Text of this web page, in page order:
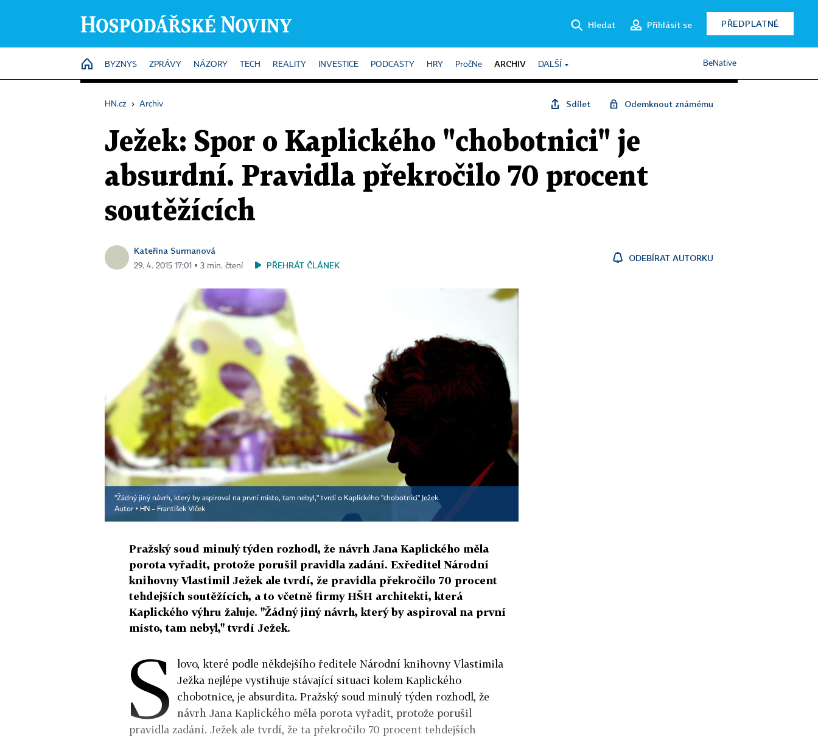
Hledat Přihlásit se PŘEDPLATNÉ
HOME
BYZNYS ZPRÁVY NÁZORY TECH REALITY INVESTICE PODCASTY HRY PročNe ARCHIV DALŠÍ BeNative
HN.cz › Archiv Sdílet Odemknout známému
Ježek: Spor o Kaplického "chobotnici" je
absurdní. Pravidla překročilo 70 procent
soutěžících
Kateřina Surmanová
29. 4. 2015 17:01 ▪ 3 min. čtení PŘEHRÁT ČLÁNEK
ODEBÍRAT AUTORKU
"Žádný jiný návrh, který by aspiroval na první místo, tam nebyl," tvrdí o Kaplického "chobotnici" Ježek.
Autor ▪ HN – František Vlček
Pražský soud minulý týden rozhodl, že návrh Jana Kaplického měla
porota vyřadit, protože porušil pravidla zadání. Exředitel Národní
knihovny Vlastimil Ježek ale tvrdí, že pravidla překročilo 70 procent
tehdejších soutěžících, a to včetně firmy HŠH architekti, která
Kaplického výhru žaluje. "Žádný jiný návrh, který by aspiroval na první
místo, tam nebyl," tvrdí Ježek.
S
lovo, které podle někdejšího ředitele Národní knihovny Vlastimila
Ježka nejlépe vystihuje stávající situaci kolem Kaplického
chobotnice, je absurdita. Pražský soud minulý týden rozhodl, že
návrh Jana Kaplického měla porota vyřadit, protože porušil
pravidla zadání. Ježek ale tvrdí, že ta překročilo 70 procent tehdejších